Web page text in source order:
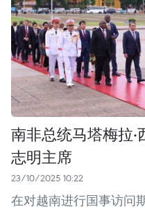
南非总统马塔梅拉·
志明主席
23/10/2025 10:22
在对越南进行国事访问